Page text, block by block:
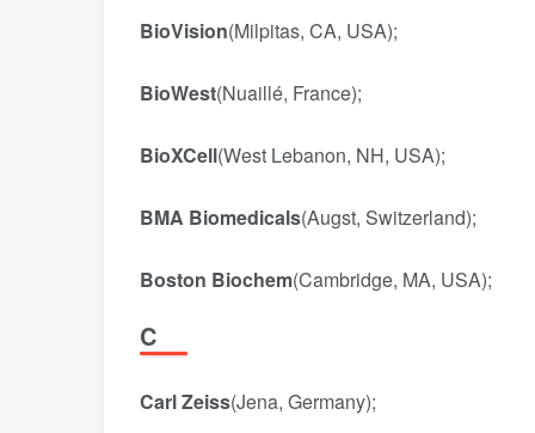
BioVision(Milpitas, CA, USA);
BioWest(Nuaillé, France);
BioXCell(West Lebanon, NH, USA);
BMA Biomedicals(Augst, Switzerland);
Boston Biochem(Cambridge, MA, USA);
C
Carl Zeiss(Jena, Germany);